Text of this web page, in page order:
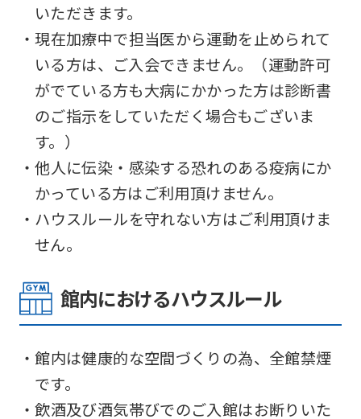
いただきます。
・現在加療中で担当医から運動を止められて
いる方は、ご入会できません。（運動許可
がでている方も大病にかかった方は診断書
のご指示をしていただく場合もございま
す。）
・他人に伝染・感染する恐れのある疫病にか
かっている方はご利用頂けません。
・ハウスルールを守れない方はご利用頂けま
せん。
館内におけるハウスルール
・館内は健康的な空間づくりの為、全館禁煙
です。
・飲酒及び酒気帯びでのご入館はお断りいた